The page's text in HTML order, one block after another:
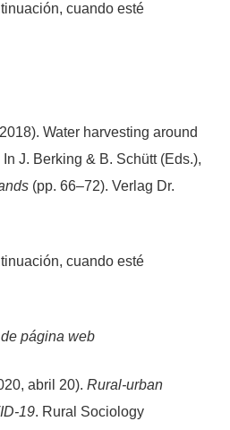
cuando esté
Water harvesting around
J. Berking & B. Schütt (Eds.),
(pp. 66–72). Verlag Dr.
cuando esté
página web
abril 20). Rural-urban
19. Rural Sociology